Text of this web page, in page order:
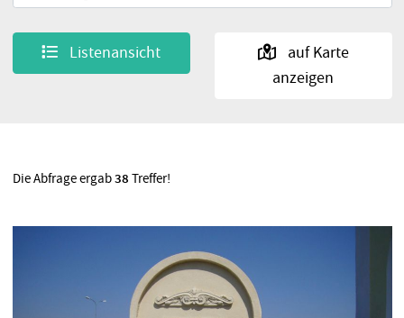
Listenansicht
auf Karte
anzeigen
Die Abfrage ergab38 Treffer!